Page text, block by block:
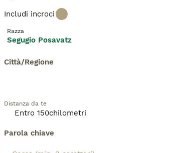
Includi incroci
Razza
Segugio Posavatz
Città/Regione
Distanza da te
Parola chiave